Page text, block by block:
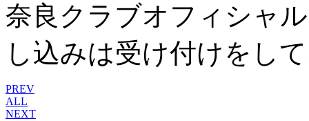
奈良クラブオフィシャ
し込みは受け付けをし
PREV
ALL
NEXT